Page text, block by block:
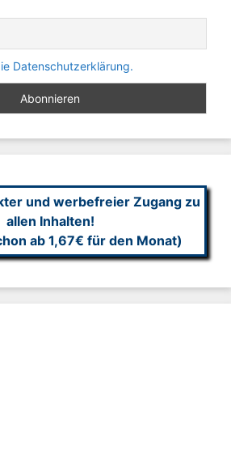
Datenschutzerklärung.
und werbefreier Zugang zu
allen Inhalten!
ab 1,67€ für den Monat)